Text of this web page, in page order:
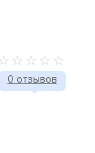
0 отзывов